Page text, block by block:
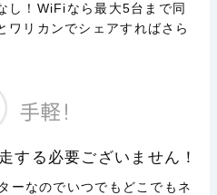
し！WiFiなら最大5台まで同
ワリカンでシェアすればさら
する必要ございません！
ーなのでいつでもどこでもネ